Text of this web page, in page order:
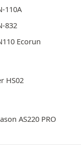
110A
832
Ecorun
HS02
AS220 PRO